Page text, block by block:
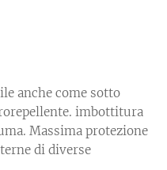
anche come sotto
imbottitura
Massima protezione
di diverse